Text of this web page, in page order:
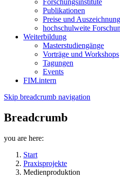
Forschungsinstitute
Publikationen
Preise und
hochschulweite
Weiterbildung
Masterstudiengänge
Vorträge und Workshops
Tagungen
Events
FIM.intern
Skip breadcrumb navigation
Breadcrumb
you are here:
Start
Praxisprojekte
Medienproduktion